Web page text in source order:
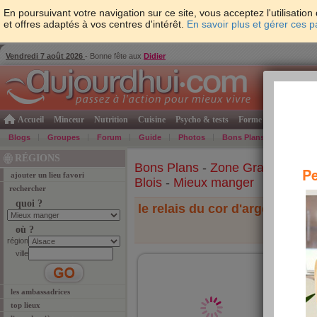
En poursuivant votre navigation sur ce site, vous acceptez
et offres adaptés à vos centres d'intérêt. En savoir plus et gérer ces
Vendredi 7 août 2026 - Bonne fête aux Didier
Accueil Minceur Nutrition Cuisine Psycho & tests Forme & santé
Blogs Groupes Forum Guide Photos Bons Plans
RÉGIONS
ajouter un lieu favori
rechercher
quoi ?
où ?
région
ville
les ambassadrices
top lieux
Bons Plans - Zone Grand-Ouest
Blois - Mieux manger
le relais du cor d'argent
39 r